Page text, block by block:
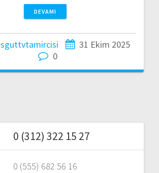
DEVAMI
31 Ekim 2025
0
0 (312) 322 15 27
0 (555) 682 56 16